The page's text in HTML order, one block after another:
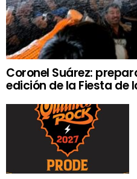
Coronel Suárez:
edición de la Fiesta de